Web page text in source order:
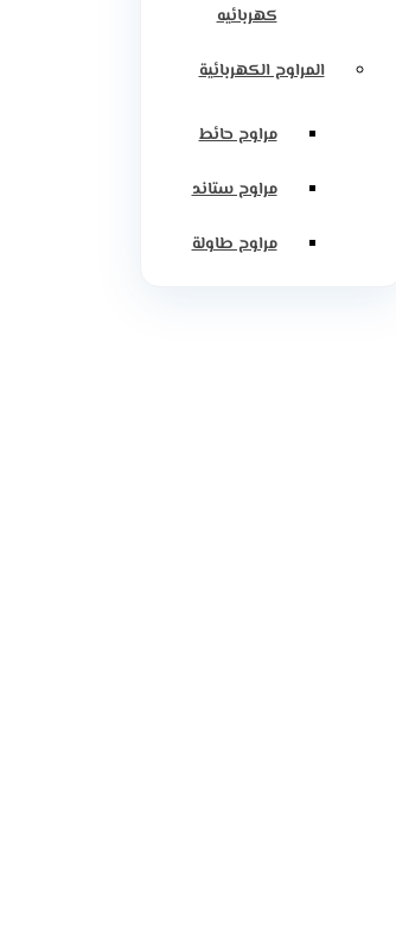
كهربائيه
المراوح الكهربائية
مراوح حائط
مراوح ستاند
مراوح طاولة